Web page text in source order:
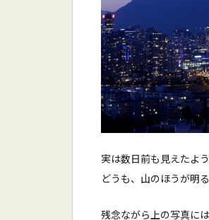
実は数日前も見えたよう
どうも、山のほうが明
残念ながら上の写真に